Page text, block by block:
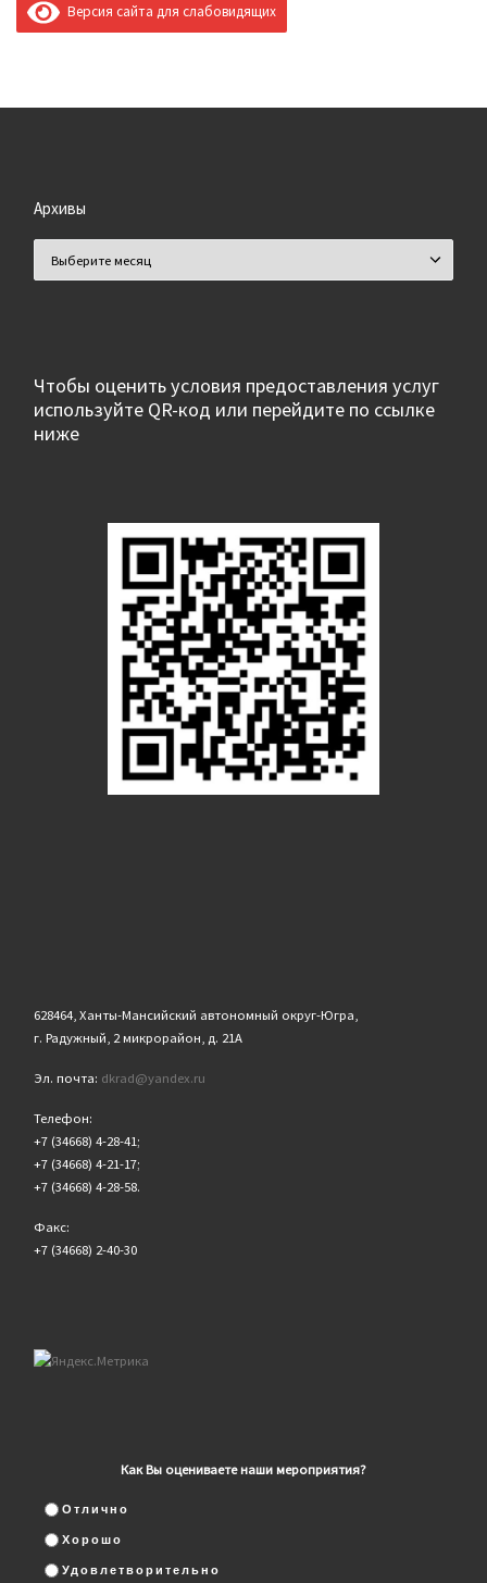
Версия сайта для слабовидящих
Архивы
Чтобы оценить условия предоставления услуг
используйте QR-код или перейдите по ссылке
ниже
628464, Ханты-Мансийский автономный округ-Югра,
г. Радужный, 2 микрорайон, д. 21А
Эл. почта: dkrad@yandex.ru
Телефон:
+7 (34668) 4-28-41;
+7 (34668) 4-21-17;
+7 (34668) 4-28-58.
Факс:
+7 (34668) 2-40-30
Как Вы оцениваете наши мероприятия?
Отлично
Хорошо
Удовлетворительно